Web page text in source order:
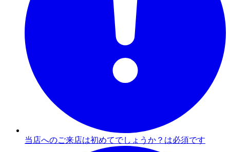
当店へのご来店は初めてでしょうか？は必須です